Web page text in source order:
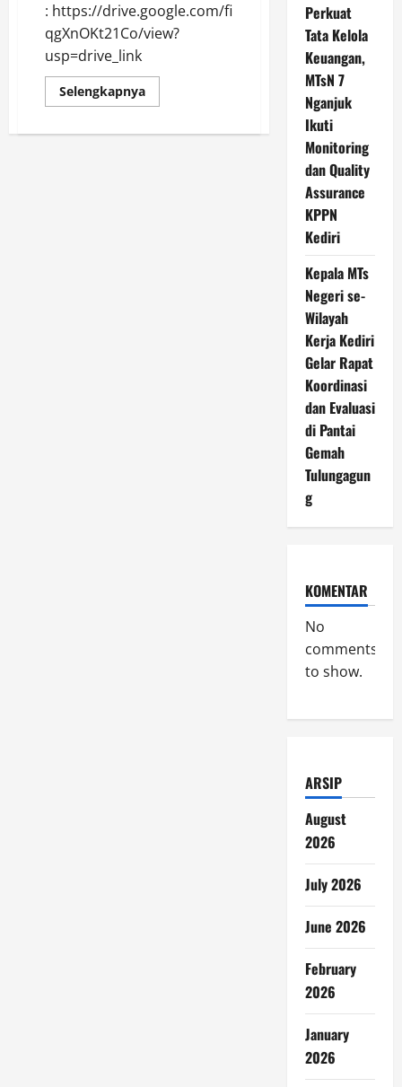
: https://drive.google.com/file/d/
qgXnOKt21Co/view?
usp=drive_link
SelengkapnyaRead
more
MURID
Perkuat
Tata Kelola
Keuangan,
MTsN 7
Nganjuk
Ikuti
Monitoring
dan Quality
Assurance
KPPN
Kediri
Kepala MTs
Negeri se-
Wilayah
Kerja Kediri
Gelar Rapat
Koordinasi
dan Evaluasi
di Pantai
Gemah
Tulungagun
g
KOMENTAR
No
comments
to show.
ARSIP
August
2026
July 2026
June 2026
February
2026
January
2026